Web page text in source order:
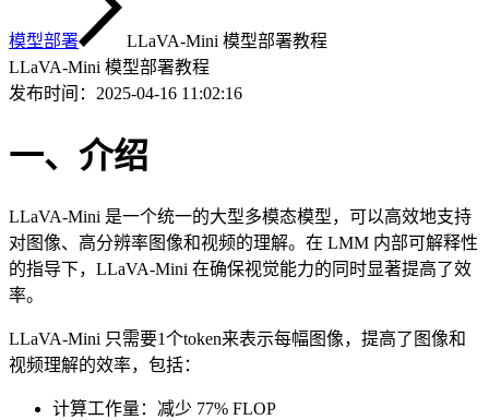
模型部署
LLaVA-Mini 模型部署教程
LLaVA-Mini 模型部署教程
发布时间： 2025-04-16 11:02:16
一、介绍
LLaVA-Mini 是一个统一的大型多模态模型，可以高效地支持
对图像、高分辨率图像和视频的理解。在 LMM 内部可解释性
的指导下，LLaVA-Mini 在确保视觉能力的同时显著提高了效
率。
LLaVA-Mini 只需要1个token来表示每幅图像，提高了图像和
视频理解的效率，包括：
计算工作量：减少 77% FLOP